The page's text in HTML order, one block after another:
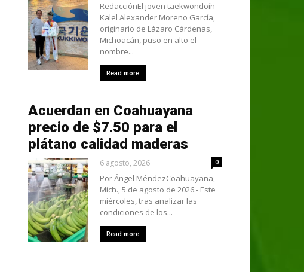
RedacciónEl joven taekwondoín
Kalel Alexander Moreno García,
originario de Lázaro Cárdenas,
Michoacán, puso en alto el
nombre...
Read more
Acuerdan en Coahuayana
precio de $7.50 para el
plátano calidad maderas
6 agosto, 2026 0
Por Ángel MéndezCoahuayana,
Mich., 5 de agosto de 2026.- Este
miércoles, tras analizar las
condiciones de los...
Read more